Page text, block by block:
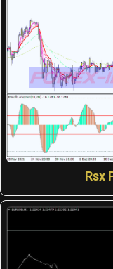
Rsx